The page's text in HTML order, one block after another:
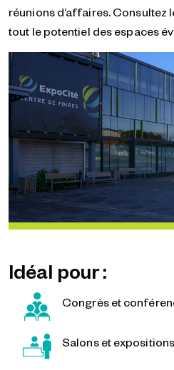
réunions d’affaires. Consultez
tout le potentiel des espaces
Idéal pour :
Congrès et
Salons et expositions